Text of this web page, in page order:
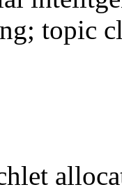
; topic